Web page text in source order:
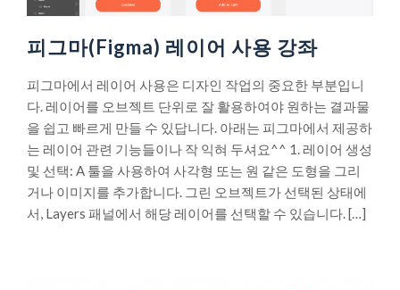
피그마(Figma) 레이어 사용 강좌
피그마에서 레이어 사용은 디자인 작업의 중요한 부분입니
다. 레이어를 오브젝트 단위로 잘 활용하여야 원하는 결과물
을 쉽고 빠르게 만들 수 있답니다. 아래는 피그마에서 제공하
는 레이어 관련 기능들이나 작 익혀 두셔요^^ 1. 레이어 생성
및 선택: A 툴을 사용하여 사각형 또는 원 같은 도형을 그리
거나 이미지를 추가합니다. 그린 오브젝트가 선택된 상태에
서, Layers 패널에서 해당 레이어를 선택할 수 있습니다. […]